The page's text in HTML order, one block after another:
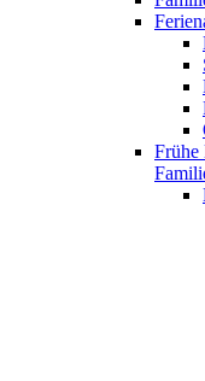
Frühe